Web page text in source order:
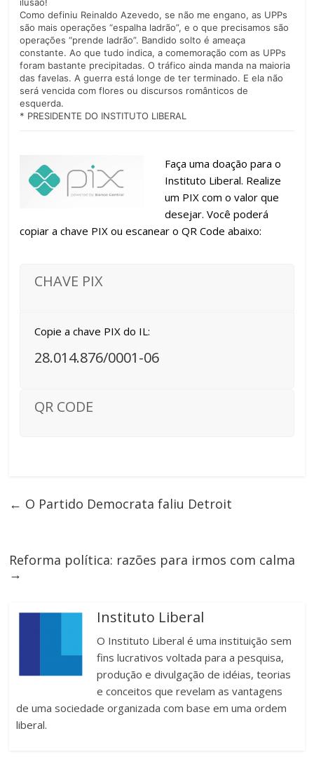
Como definiu Reinaldo Azevedo, se não me engano, as UPPs
são mais operações “espalha ladrão”, e o que precisamos são
operações “prende ladrão”. Bandido solto é ameaça
constante. Ao que tudo indica, a comemoração com as UPPs
foram bastante precipitadas. O tráfico ainda manda na maioria
das favelas. A guerra está longe de ter terminado. E ela não
será vencida com flores ou discursos românticos de
esquerda.
* PRESIDENTE DO INSTITUTO LIBERAL
Faça uma doação para o
Instituto Liberal. Realize
um PIX com o valor que
desejar. Você poderá
copiar a chave PIX ou escanear o QR Code abaixo:
CHAVE PIX
Copie a chave PIX do IL:
28.014.876/0001-06
QR CODE
← O Partido Democrata faliu Detroit
Reforma política: razões para irmos com calma
→
Instituto Liberal
O Instituto Liberal é uma instituição sem
fins lucrativos voltada para a pesquisa,
produção e divulgação de idéias, teorias
e conceitos que revelam as vantagens
de uma sociedade organizada com base em uma ordem
liberal.